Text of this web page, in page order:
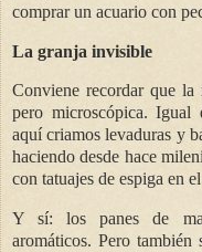
comprar un acuario con
La granja invisible
Conviene recordar que la
pero microscópica. Igual
aquí criamos levaduras y
haciendo desde hace
con tatuajes de espiga en
Y sí: los panes de
aromáticos. Pero